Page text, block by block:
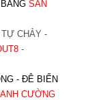
SẢN
CHẢY -
-
- ĐÊ BIỂN
CƯỜNG